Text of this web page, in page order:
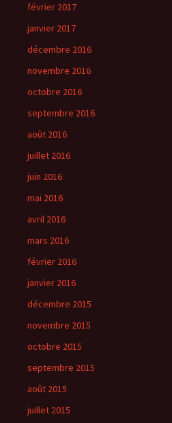
février 2017
janvier 2017
décembre 2016
novembre 2016
octobre 2016
septembre 2016
août 2016
juillet 2016
juin 2016
mai 2016
avril 2016
mars 2016
février 2016
janvier 2016
décembre 2015
novembre 2015
octobre 2015
septembre 2015
août 2015
juillet 2015